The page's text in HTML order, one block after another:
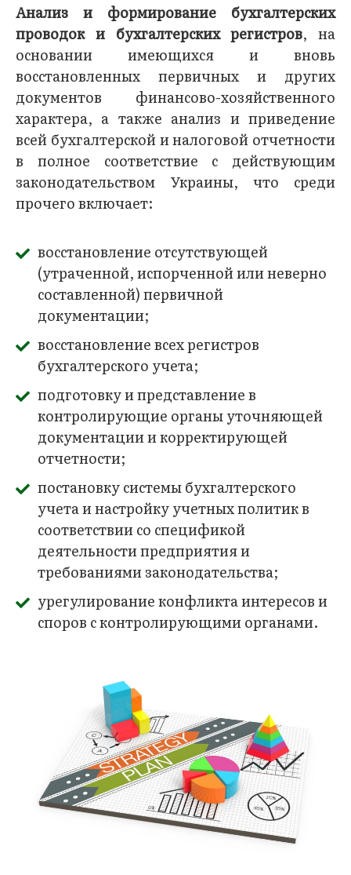
Анализ и формирование бухгалтерских
проводок и бухгалтерских регистров, на
основании имеющихся и вновь
восстановленных первичных и других
документов финансово-хозяйственного
характера, а также анализ и приведение
всей бухгалтерской и налоговой отчетности
в полное соответствие с действующим
законодательством Украины, что среди
прочего включает:
восстановление отсутствующей
(утраченной, испорченной или неверно
составленной) первичной
документации;
восстановление всех регистров
бухгалтерского учета;
подготовку и представление в
контролирующие органы уточняющей
документации и корректирующей
отчетности;
постановку системы бухгалтерского
учета и настройку учетных политик в
соответствии со спецификой
деятельности предприятия и
требованиями законодательства;
урегулирование конфликта интересов и
споров с контролирующими органами.